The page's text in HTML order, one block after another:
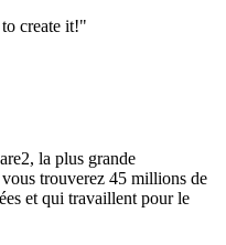
create it!"
la plus grande
trouverez 45 millions de
et qui travaillent pour le